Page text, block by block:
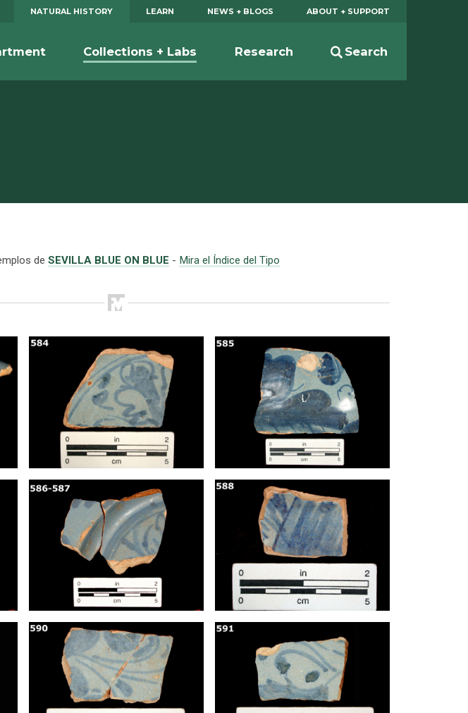
NATURAL HISTORY LEARN NEWS + BLOGS ABOUT + SUPPORT
Search
Collections + Labs Research
deSEVILLA BLUE ON BLUE - Mira el Índice del Tipo